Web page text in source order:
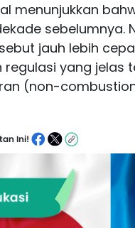
menunjukkan
sebelumnya.
jauh lebih
regulasi yang
(non-
Ini!